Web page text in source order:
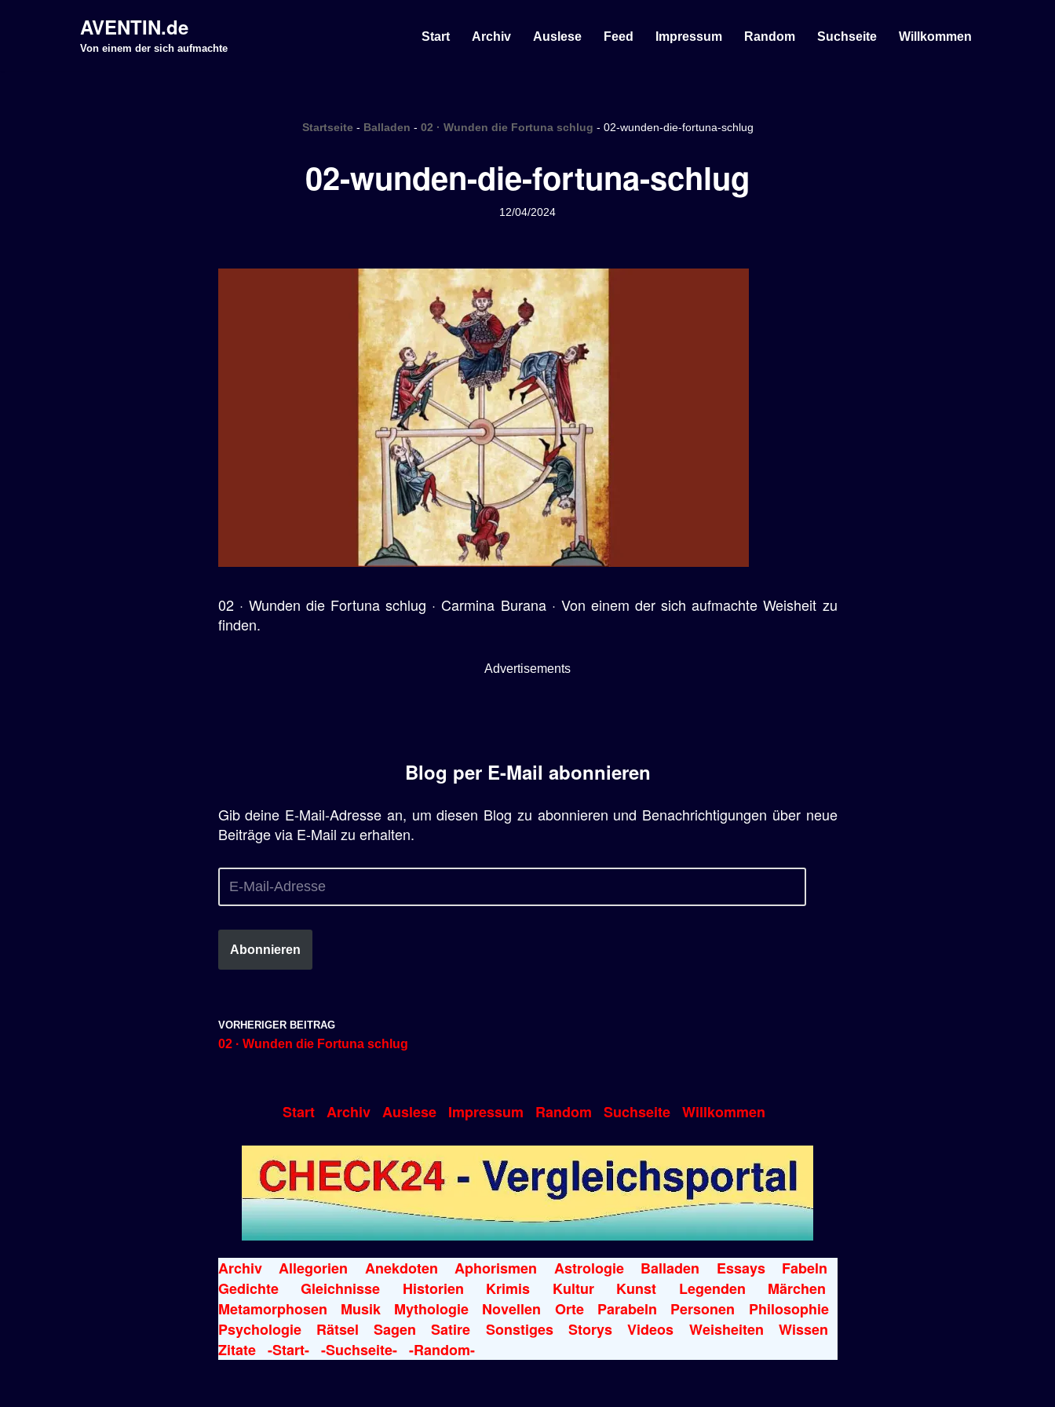
AVENTIN.de
Von einem der sich aufmachte
Start Archiv Auslese Feed Impressum Random Suchseite Willkommen
Startseite- Balladen - 02 · Wunden die Fortuna schlug - 02-wunden-die-fortuna-schlug
02-wunden-die-fortuna-schlug
12/04/2024
02 · Wunden die Fortuna schlug · Carmina Burana · Von einem der sich aufmachte Weisheit zu
finden.
Advertisements
Blog per E-Mail abonnieren
Gib deine E-Mail-Adresse an, um diesen Blog zu abonnieren und Benachrichtigungen über neue
Beiträge via E-Mail zu erhalten.
Abonnieren
VORHERIGER BEITRAG
02 · Wunden die Fortuna schlug
Start Archiv Auslese Impressum Random Suchseite Willkommen
Archiv Allegorien Anekdoten Aphorismen Astrologie Balladen Essays
Fabeln
Gedichte
Gleichnisse Historien Krimis Kultur Kunst Legenden
Märchen
Metamorphosen
Musik Mythologie Novellen Orte Parabeln Personen
Philosophie
Psychologie
Rätsel Sagen Satire Sonstiges Storys Videos Weisheiten
Wissen
Zitate -Start- -Suchseite- -Random-